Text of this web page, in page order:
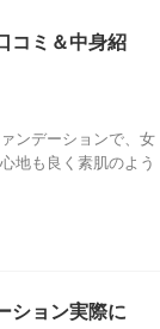
コミ＆中身紹
ンデーションで、女
地も良く素肌のよう
ション実際に